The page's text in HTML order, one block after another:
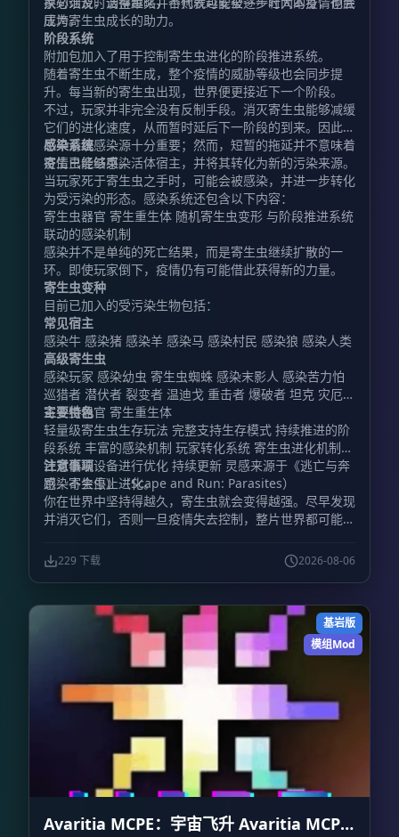
压垮。
成为寄生虫成长的助力。
阶段系统
附加包加入了用于控制寄生虫进化的阶段推进系统。
随着寄生虫不断生成，整个疫情的威胁等级也会同步提
升。每当新的寄生虫出现，世界便更接近下一个阶段。
不过，玩家并非完全没有反制手段。消灭寄生虫能够减缓
它们的进化速度，从而暂时延后下一阶段的到来。因此，
尽早清理感染源十分重要；然而，短暂的拖延并不意味着
疫情已经结束。
感染系统
寄生虫能够感染活体宿主，并将其转化为新的污染来源。
当玩家死于寄生虫之手时，可能会被感染，并进一步转化
为受污染的形态。感染系统还包含以下内容：
寄生虫器官 寄生重生体 随机寄生虫变形 与阶段推进系统
联动的感染机制
感染并不是单纯的死亡结果，而是寄生虫继续扩散的一
环。即使玩家倒下，疫情仍有可能借此获得新的力量。
寄生虫变种
目前已加入的受污染生物包括：
常见宿主
感染牛 感染猪 感染羊 感染马 感染村民 感染狼 感染人类
高级寄生虫
感染玩家 感染幼虫 寄生虫蜘蛛 感染末影人 感染苦力怕
巡猎者 潜伏者 裂变者 温迪戈 重击者 爆破者 坦克 灾厄者
寄生虫器官 寄生重生体
主要特色
轻量级寄生虫生存玩法 完整支持生存模式 持续推进的阶
段系统 丰富的感染机制 玩家转化系统 寄生虫进化机制
针对低端设备进行优化 持续更新 灵感来源于《逃亡与奔
跑：寄生虫》（Scape and Run: Parasites）
注意事项
感染不会停止进化。
你在世界中坚持得越久，寄生虫就会变得越强。尽早发现
并消灭它们，否则一旦疫情失去控制，整片世界都可能被
229 下载 2026-08-06
基岩版
模组Mod
Avaritia MCPE：宇宙飞升 Avaritia MCPE: